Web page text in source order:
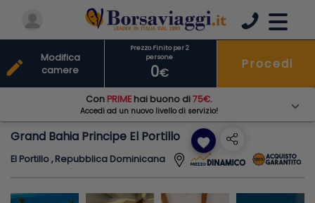
Grand Bahia Principe El Portillo favorite
El Portillo , Repubblica Dominicana
Prezzo Finito per 2
persone
0€
Procedi
edit
Modifica
camere
Con PRIME hai buono di75€.
Accedi ad un nuovo livello di servizio!